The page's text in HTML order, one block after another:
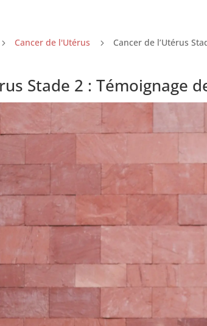
5 Cancer de l'Utérus 5 Cancer de l’Utérus
Stade 2 : Témoignage